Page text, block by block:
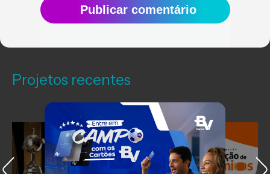
Publicar comentário
Projetos recentes